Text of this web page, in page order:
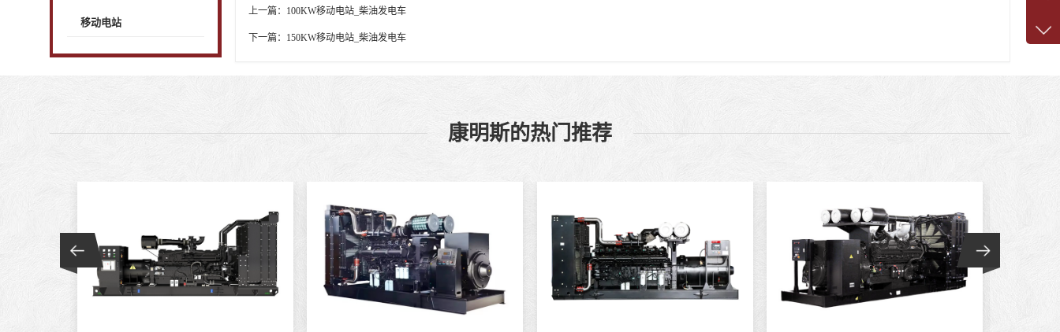
移动电站
上一篇： 100KW移动电站_柴油发电车
下一篇： 150KW移动电站_柴油发电车
康明斯的热门推荐
客服